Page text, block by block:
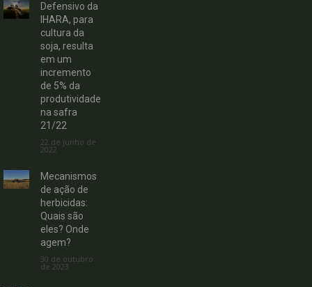
Defensivo da
IHARA, para
cultura da
soja, resulta
em um
incremento
de 5% da
produtividade
na safra
21/22
22 de junho de
2022
Mecanismos
de ação de
herbicidas:
Quais são
eles? Onde
agem?
30 de outubro
de 2023